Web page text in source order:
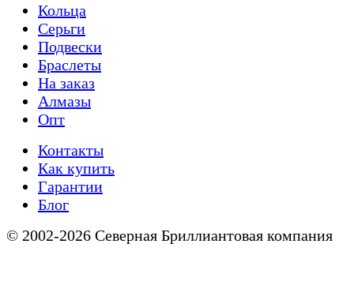
Кольца
Серьги
Подвески
Браслеты
На заказ
Алмазы
Опт
Контакты
Как купить
Гарантии
Блог
© 2002-2026 Северная Бриллиантовая компания